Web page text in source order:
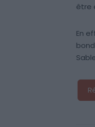
être
En